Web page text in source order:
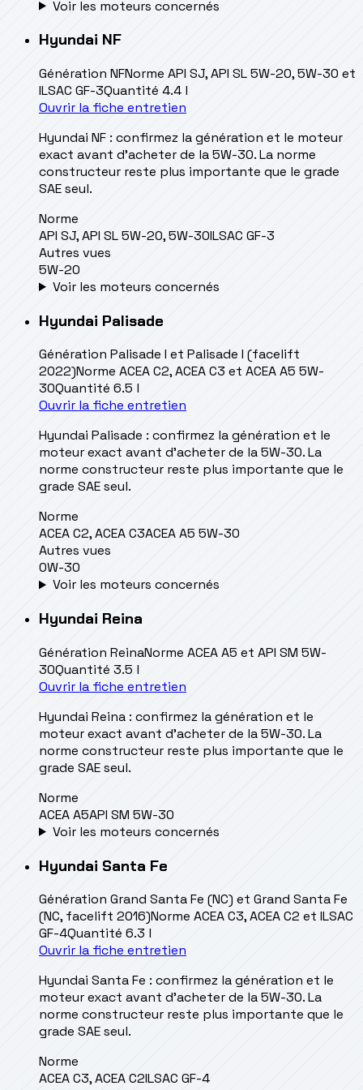
Voir les moteurs concernés
Hyundai NF
Génération NFNorme API SJ, API SL 5W-20, 5W-30 et
ILSAC GF-3Quantité 4.4 l
Ouvrir la fiche entretien
Hyundai NF : confirmez la génération et le moteur
exact avant d’acheter de la 5W-30. La norme
constructeur reste plus importante que le grade
SAE seul.
Norme
API SJ, API SL 5W-20, 5W-30ILSAC GF-3
Autres vues
5W-20
Voir les moteurs concernés
Hyundai Palisade
Génération Palisade I et Palisade I (facelift
2022)Norme ACEA C2, ACEA C3 et ACEA A5 5W-
30Quantité 6.5 l
Ouvrir la fiche entretien
Hyundai Palisade : confirmez la génération et le
moteur exact avant d’acheter de la 5W-30. La
norme constructeur reste plus importante que le
grade SAE seul.
Norme
ACEA C2, ACEA C3ACEA A5 5W-30
Autres vues
0W-30
Voir les moteurs concernés
Hyundai Reina
Génération ReinaNorme ACEA A5 et API SM 5W-
30Quantité 3.5 l
Ouvrir la fiche entretien
Hyundai Reina : confirmez la génération et le
moteur exact avant d’acheter de la 5W-30. La
norme constructeur reste plus importante que le
grade SAE seul.
Norme
ACEA A5API SM 5W-30
Voir les moteurs concernés
Hyundai Santa Fe
Génération Grand Santa Fe (NC) et Grand Santa Fe
(NC, facelift 2016)Norme ACEA C3, ACEA C2 et ILSAC
GF-4Quantité 6.3 l
Ouvrir la fiche entretien
Hyundai Santa Fe : confirmez la génération et le
moteur exact avant d’acheter de la 5W-30. La
norme constructeur reste plus importante que le
grade SAE seul.
Norme
ACEA C3, ACEA C2ILSAC GF-4